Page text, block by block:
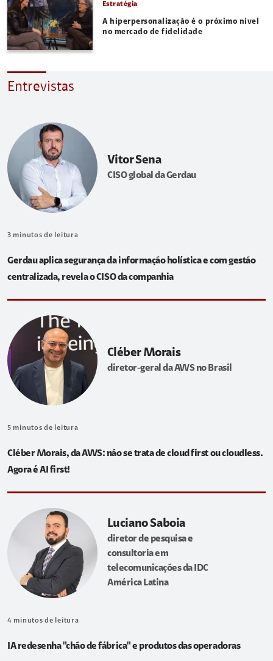
Estratégia
A hiperpersonalização é o próximo nível
no mercado de fidelidade
Entrevistas
Vitor Sena
CISO global da Gerdau
3 minutos de leitura
Gerdau aplica segurança da informação holística e com gestão
centralizada, revela o CISO da companhia
Cléber Morais
diretor-geral da AWS no Brasil
5 minutos de leitura
Cléber Morais, da AWS: não se trata de cloud first ou cloudless.
Agora é AI first!
Luciano Saboia
diretor de pesquisa e
consultoria em
telecomunicações da IDC
América Latina
4 minutos de leitura
IA redesenha "chão de fábrica" e produtos das operadoras